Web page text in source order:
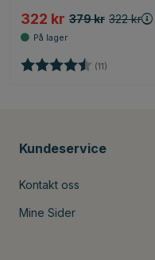
322 kr 379 kr 322 kr
Karakter: (11)
Kundeservice
Kontakt oss
Mine Sider